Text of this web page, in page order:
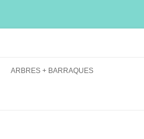
ARBRES + BARRAQUES